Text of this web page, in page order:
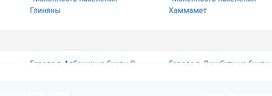
Глиняны
Хаммамет
Города в Албании на букву О Города в Джибути на букву